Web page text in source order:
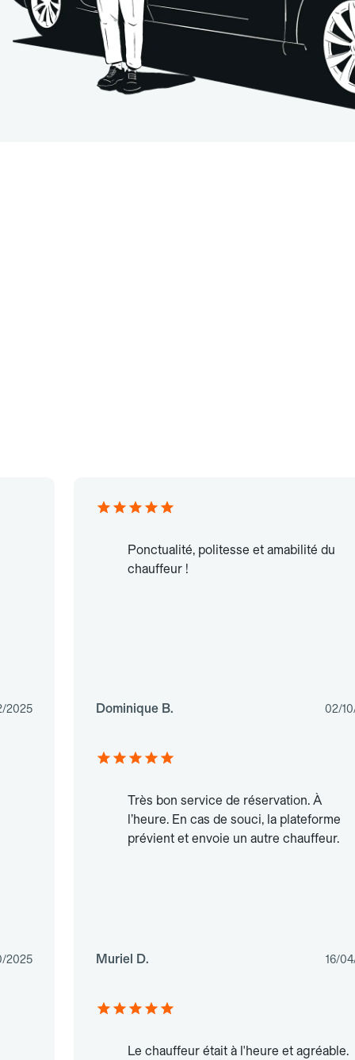
2025
Ponctualité, politesse et amabilité du
chauffeur !
Dominique B. 02/
2025
Très bon service de réservation. À
l’heure. En cas de souci, la plateforme
prévient et envoie un autre chauffeur.
Muriel D. 16/
Le chauffeur était à l'heure et agréable.